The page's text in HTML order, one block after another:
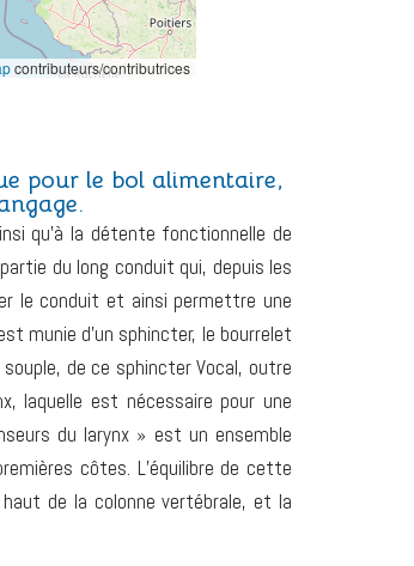
contributeurs/contributrices
pour le bol alimentaire,
qu’à la détente fonctionnelle de
du long conduit qui, depuis les
le conduit et ainsi permettre une
munie d’un sphincter, le bourrelet
de ce sphincter Vocal, outre
laquelle est nécessaire pour une
du larynx » est un ensemble
côtes. L’équilibre de cette
de la colonne vertébrale, et la